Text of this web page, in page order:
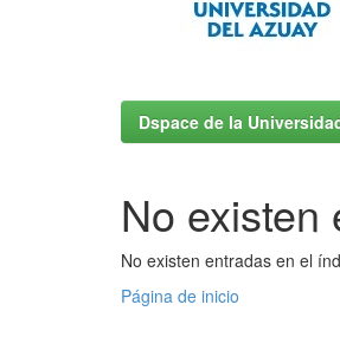
Dspace de la
No existen
No existen entradas en el
Página de inicio